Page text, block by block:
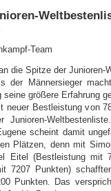
Team
die Spitze der Junioren-
der Männersieger
seine größere Erfahrung
neuer Bestleistung von
scheint damit
Plätzen, denn mit
Eitel (Bestleistung mit
7207 Punkten)
Punkten. Das